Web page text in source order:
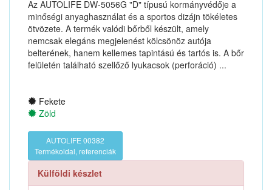
Az AUTOLIFE DW-5056G "D" típusú kormányvédője a
minőségi anyaghasználat és a sportos dizájn tökéletes
ötvözete. A termék valódi bőrből készült, amely
nemcsak elegáns megjelenést kölcsönöz autója
belterének, hanem kellemes tapintású és tartós is. A bőr
felületén található szellőző lyukacsok (perforáció) ...
Fekete
Zöld
AUTOLIFE 00382
Termékoldal, referenciák
Külföldi készlet